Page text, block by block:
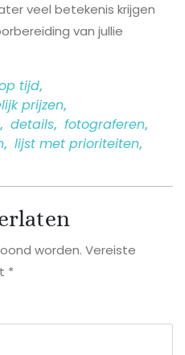
veel betekenis krijgen
van jullie
tijd,
prijzen,
, details, fotograferen,
, lijst met prioriteiten,
worden. Vereiste
*